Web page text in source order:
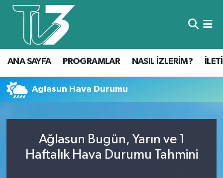
ANA SAYFA PROGRAMLAR NASIL İZLERİM?
Ağlasun Hava Durumu
Ağlasun Bugün, Yarın ve 1
Haftalık Hava Durumu Tahmini
Foto Galeri
Canlı Yayın
ANA SAYFA
PROGRAMLAR
NASIL İZLERİM?
KÜNYE